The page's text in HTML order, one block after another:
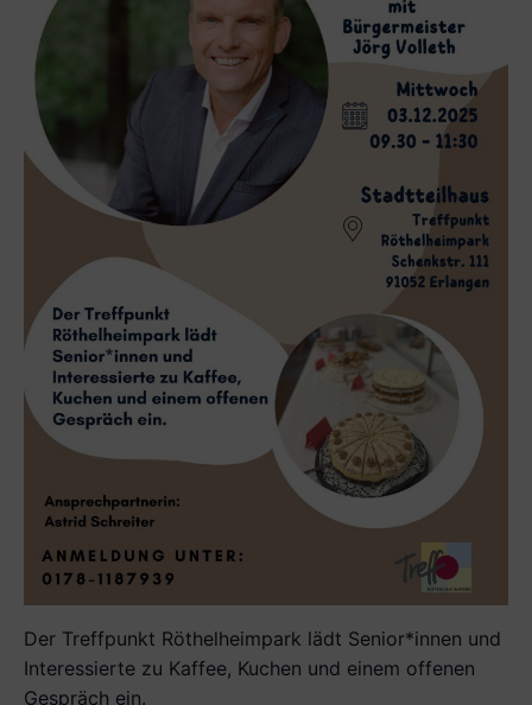
Der Treffpunkt Röthelheimpark lädt Senior*innen und
Interessierte zu Kaffee, Kuchen und einem offenen
Gespräch ein.